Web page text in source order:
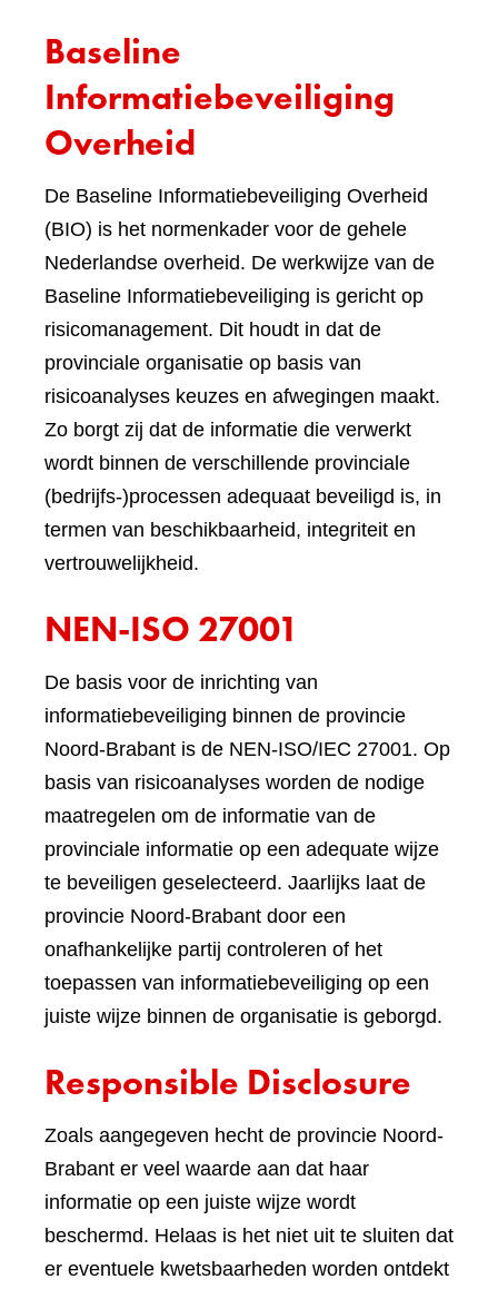
Baseline
Informatiebeveiliging
Overheid
De Baseline Informatiebeveiliging Overheid
(BIO) is het normenkader voor de gehele
Nederlandse overheid. De werkwijze van de
Baseline Informatiebeveiliging is gericht op
risicomanagement. Dit houdt in dat de
provinciale organisatie op basis van
risicoanalyses keuzes en afwegingen maakt.
Zo borgt zij dat de informatie die verwerkt
wordt binnen de verschillende provinciale
(bedrijfs-)processen adequaat beveiligd is, in
termen van beschikbaarheid, integriteit en
vertrouwelijkheid.
NEN-ISO 27001
De basis voor de inrichting van
informatiebeveiliging binnen de provincie
Noord-Brabant is de NEN-ISO/IEC 27001. Op
basis van risicoanalyses worden de nodige
maatregelen om de informatie van de
provinciale informatie op een adequate wijze
te beveiligen geselecteerd. Jaarlijks laat de
provincie Noord-Brabant door een
onafhankelijke partij controleren of het
toepassen van informatiebeveiliging op een
juiste wijze binnen de organisatie is geborgd.
Responsible Disclosure
Zoals aangegeven hecht de provincie Noord-
Brabant er veel waarde aan dat haar
informatie op een juiste wijze wordt
beschermd. Helaas is het niet uit te sluiten dat
er eventuele kwetsbaarheden worden ontdekt